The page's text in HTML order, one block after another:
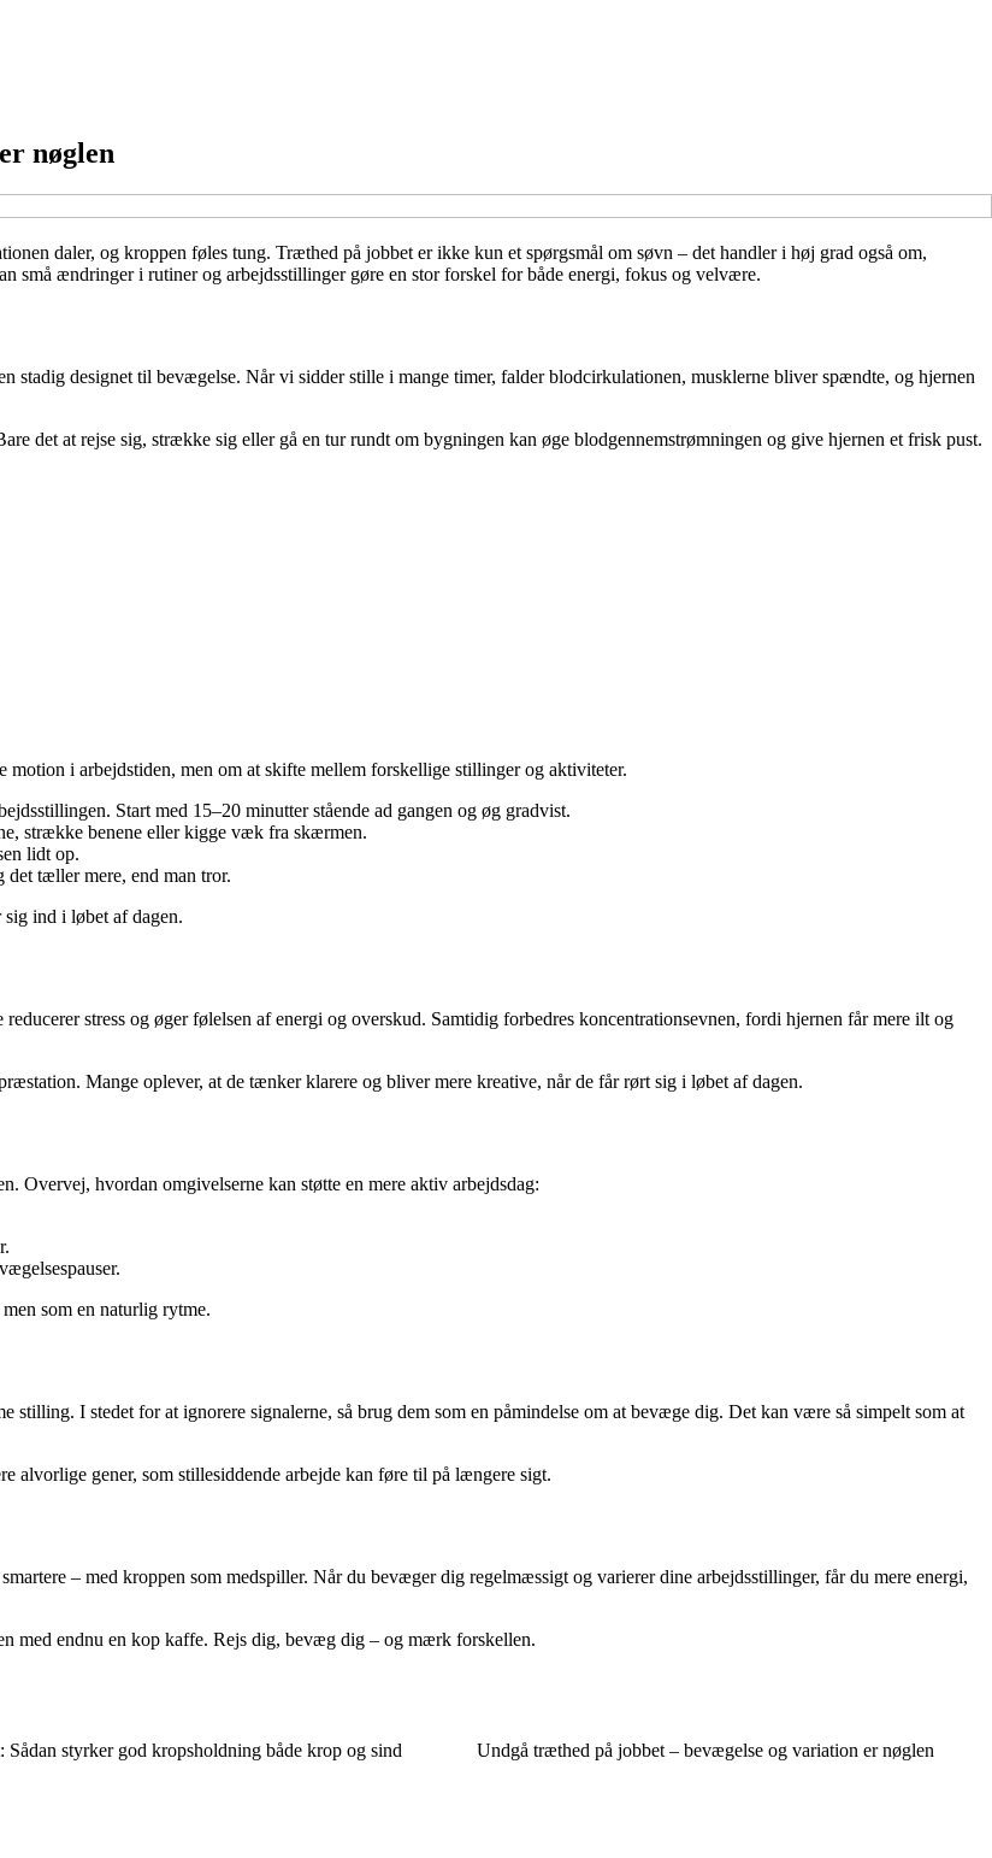
nøglen
daler, og kroppen føles tung. Træthed på jobbet er ikke kun et spørgsmål om søvn – det handler i høj grad også om,
små ændringer i rutiner og arbejdsstillinger gøre en stor forskel for både energi, fokus og velvære.
stadig designet til bevægelse. Når vi sidder stille i mange timer, falder blodcirkulationen, musklerne bliver spændte, og hjernen
det at rejse sig, strække sig eller gå en tur rundt om bygningen kan øge blodgennemstrømningen og give hjernen et frisk pust.
i arbejdstiden, men om at skifte mellem forskellige stillinger og aktiviteter.
Start med 15–20 minutter stående ad gangen og øg gradvist.
strække benene eller kigge væk fra skærmen.
lidt op.
det tæller mere, end man tror.
ind i løbet af dagen.
stress og øger følelsen af energi og overskud. Samtidig forbedres koncentrationsevnen, fordi hjernen får mere ilt og
Mange oplever, at de tænker klarere og bliver mere kreative, når de får rørt sig i løbet af dagen.
Overvej, hvordan omgivelserne kan støtte en mere aktiv arbejdsdag:
som en naturlig rytme.
I stedet for at ignorere signalerne, så brug dem som en påmindelse om at bevæge dig. Det kan være så simpelt som at
alvorlige gener, som stillesiddende arbejde kan føre til på længere sigt.
– med kroppen som medspiller. Når du bevæger dig regelmæssigt og varierer dine arbejdsstillinger, får du mere energi,
med endnu en kop kaffe. Rejs dig, bevæg dig – og mærk forskellen.
Sådan styrker god kropsholdning både krop og sind Undgå træthed på jobbet – bevægelse og variation er nøglen